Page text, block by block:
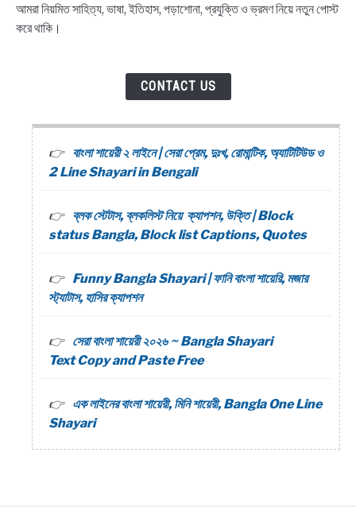
আমরা নিয়মিত সাহিত্য, ভাষা, ইতিহাস, পড়াশোনা, প্রযুক্তি ও ভ্রমণ নিয়ে নতুন পোস্ট
করে থাকি।
CONTACT US
বাংলা শায়েরী ২ লাইনে | সেরা প্রেম, দুঃখ, রোমান্টিক, অ্যাটিটিউড ও
2 Line Shayari in Bengali
ব্লক স্টেটাস, ব্লকলিস্ট নিয়ে ক্যাপশন, উক্তি | Block
status Bangla, Block list Captions, Quotes
Funny Bangla Shayari | ফানি বাংলা শায়েরি, মজার
স্ট্যাটাস, হাসির ক্যাপশন
সেরা বাংলা শায়েরী ২০২৬ ~ Bangla Shayari
Text Copy and Paste Free
এক লাইনের বাংলা শায়েরী, মিনি শায়েরী, Bangla One Line
Shayari